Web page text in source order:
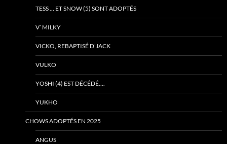
TESS … ET SNOW (5) SONT ADOPTÉS
V’ MILKY
VICKO, REBAPTISÉ D’JACK
VULKO
YOSHI (4) EST DÉCÉDÉ….
YUKHO
CHOWS ADOPTÉS EN 2025
ANGUS